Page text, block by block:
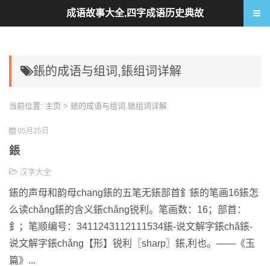
鋹的成语与组词,鋹组词详解
当前位置: 主页 > 鋹的成语与组词,鋹组词详解
05月25日
鋹
汉字大全
鋹的声母和韵母chang鋹的五笔无鋹部首釒鋹的笔画16鋹怎
么读chǎng鋹的含义鋹chǎng锐利。笔画数：16；部首：
釒；笔顺编号：3411243112111534鋹-说文解字鋹chǎ鋹-
说文解字鋹chǎng【形】锐利〖sharp〗鋹,利也。——《玉
篇》...
成语故事大全,四字成语历史典故